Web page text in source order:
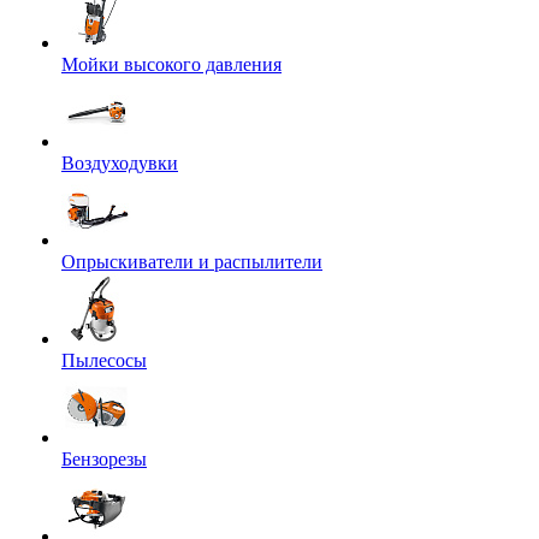
Мойки высокого давления
Воздуходувки
Опрыскиватели и распылители
Пылесосы
Бензорезы